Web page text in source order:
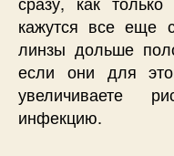
кажутся все еще
линзы дольше
если они для
увеличиваете
инфекцию.